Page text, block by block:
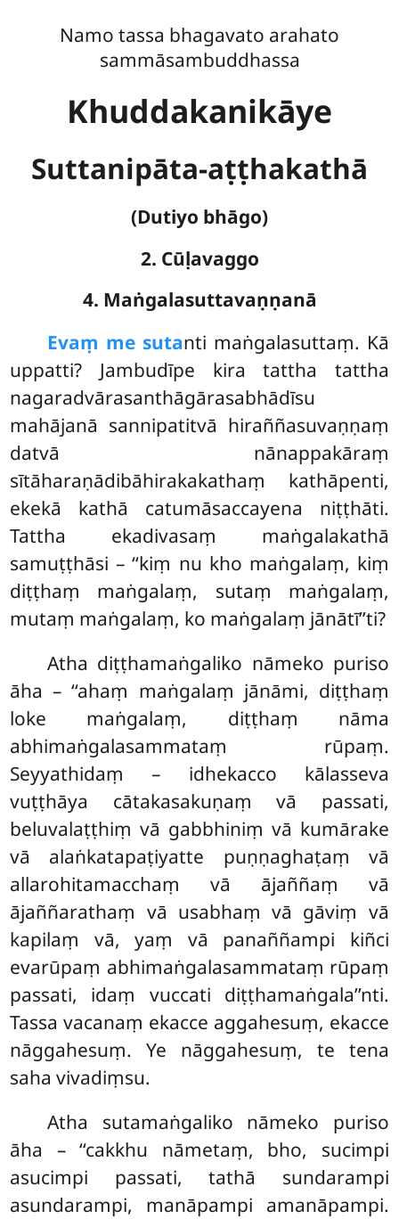
Namo tassa bhagavato arahato
sammāsambuddhassa
Khuddakanikāye
Suttanipāta-aṭṭhakathā
(Dutiyo bhāgo)
2. Cūḷavaggo
4. Maṅgalasuttavaṇṇanā
Evaṃ me sutanti maṅgalasuttaṃ. Kā
uppatti? Jambudīpe kira tattha tattha
nagaradvārasanthāgārasabhādīsu
mahājanā sannipatitvā hiraññasuvaṇṇaṃ
datvā nānappakāraṃ
sītāharaṇādibāhirakakathaṃ kathāpenti,
ekekā kathā catumāsaccayena niṭṭhāti.
Tattha ekadivasaṃ maṅgalakathā
samuṭṭhāsi – ‘‘kiṃ nu kho maṅgalaṃ, kiṃ
diṭṭhaṃ maṅgalaṃ, sutaṃ maṅgalaṃ,
mutaṃ maṅgalaṃ, ko maṅgalaṃ jānātī’’ti?
Atha diṭṭhamaṅgaliko nāmeko puriso
āha – ‘‘ahaṃ maṅgalaṃ jānāmi, diṭṭhaṃ
loke maṅgalaṃ, diṭṭhaṃ nāma
abhimaṅgalasammataṃ rūpaṃ.
Seyyathidaṃ – idhekacco kālasseva
vuṭṭhāya cātakasakuṇaṃ vā passati,
beluvalaṭṭhiṃ vā gabbhiniṃ vā kumārake
vā alaṅkatapaṭiyatte puṇṇaghaṭaṃ vā
allarohitamacchaṃ vā ājaññaṃ vā
ājaññarathaṃ vā usabhaṃ vā gāviṃ vā
kapilaṃ vā, yaṃ vā panaññampi kiñci
evarūpaṃ abhimaṅgalasammataṃ rūpaṃ
passati, idaṃ vuccati diṭṭhamaṅgala’’nti.
Tassa vacanaṃ ekacce aggahesuṃ, ekacce
nāggahesuṃ. Ye nāggahesuṃ, te tena
saha vivadiṃsu.
Atha sutamaṅgaliko nāmeko puriso
āha – ‘‘cakkhu nāmetaṃ, bho, sucimpi
asucimpi passati, tathā sundarampi
asundarampi, manāpampi amanāpampi.